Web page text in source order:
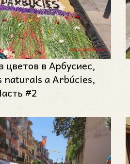
в Арбусиес,
a Arbúcies,
#2